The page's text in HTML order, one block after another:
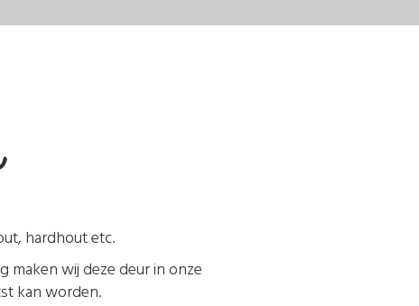
hardhout etc.
maken wij deze deur in onze
kan worden.